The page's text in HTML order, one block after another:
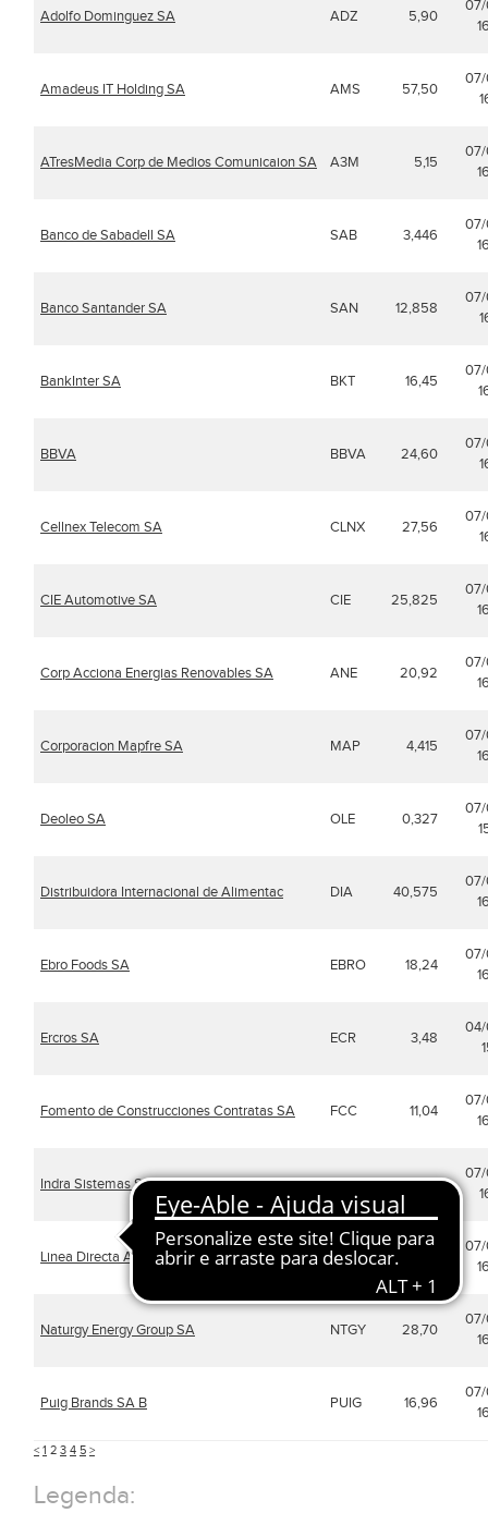
Adolfo Dominguez SA ADZ 5,90
Amadeus IT Holding SA AMS 57,50
ATresMedia Corp de Medios Comunicaion SA A3M 5,15
Banco de Sabadell SA SAB 3,446
Banco Santander SA SAN 12,858
BankInter SA BKT 16,45
BBVA BBVA 24,60
Cellnex Telecom SA CLNX 27,56
CIE Automotive SA CIE 25,825
Corp Acciona Energias Renovables SA ANE 20,92
Corporacion Mapfre SA MAP 4,415
Deoleo SA OLE 0,327
Distribuidora Internacional de Alimentac DIA 40,575
Ebro Foods SA EBRO 18,24
Ercros SA ECR 3,48
Fomento de Construcciones Contratas SA FCC 11,04
Indra Sistemas SA IDR 63,16
Linea Directa Aseguradora SA Cia de Seg LDA
Naturgy Energy Group SA NTGY 28,70
Puig Brands SA B PUIG 16,96
< 1 2 3 4 5 >
Legenda: